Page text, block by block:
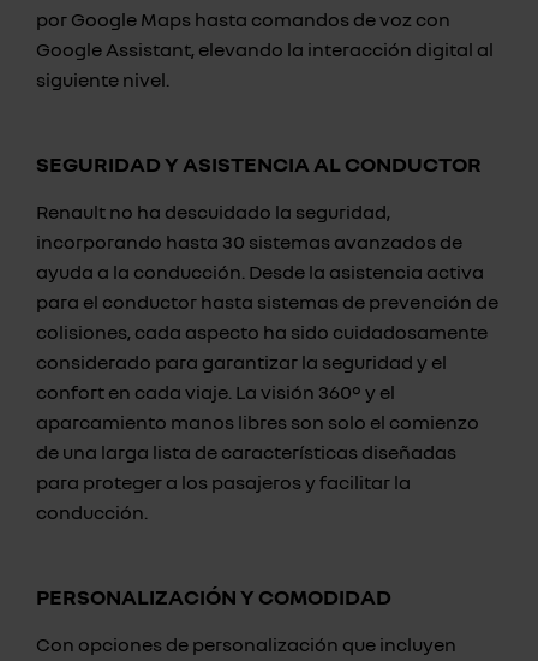
por Google Maps hasta comandos de voz con
Google Assistant, elevando la interacción digital al
siguiente nivel.
SEGURIDAD Y ASISTENCIA AL CONDUCTOR
Renault no ha descuidado la seguridad,
incorporando hasta 30 sistemas avanzados de
ayuda a la conducción. Desde la asistencia activa
para el conductor hasta sistemas de prevención de
colisiones, cada aspecto ha sido cuidadosamente
considerado para garantizar la seguridad y el
confort en cada viaje. La visión 360° y el
aparcamiento manos libres son solo el comienzo
de una larga lista de características diseñadas
para proteger a los pasajeros y facilitar la
conducción.
PERSONALIZACIÓN Y COMODIDAD
Con opciones de personalización que incluyen